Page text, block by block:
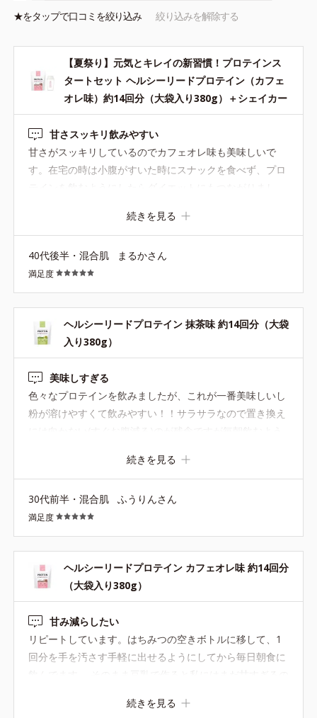
★をタップで口コミを絞り込み 絞り込みを解除する
【夏祭り】元気とキレイの新習慣！プロテインス
タートセット ヘルシーリードプロテイン（カフェ
オレ味）約14回分（大袋入り380g）＋シェイカー
甘さスッキリ飲みやすい
甘さがスッキリしているのでカフェオレ味も美味しいで
す。在宅の時は小腹がすいた時にスナックを食べず、プロ
っていましたが、粉がこぼれやすかったです。専用のシェ
す。 また、ドラックストアなどにも売っているプロテイン
はシェイクしてもボトルの底にダマになってしまうことが
よくありましたが、ORBISのプロテインはすぐに溶けてく
れます。 プロテインを作る手間を感じさせないし、美味し
いからリピートします。
続きを見る
40代後半・混合肌 まるかさん
満足度
ヘルシーリードプロテイン 抹茶味 約14回分（大袋
入り380g）
美味しすぎる
色々なプロテインを飲みましたが、これが一番美味しいし
粉が溶けやすくて飲みやすい！！サラサラなので置き換え
には向かない(すぐお腹減る)のが残念ですが毎朝飲むよう
ます。お気に入りの飲み方は水100牛乳か豆乳100に粉で
続きを見る
30代前半・混合肌 ふうりんさん
満足度
ヘルシーリードプロテイン カフェオレ味 約14回分
（大袋入り380g）
甘み減らしたい
リピートしています。はちみつの空きボトルに移して、1
回分を手を汚さす手軽に出せるようにしてから毎日朝食に
飲んでます。 そのまま豆乳で作ると私にはまだ甘すぎるの
を後で調整できるように、無糖にしてもらえるとありがた
続きを見る